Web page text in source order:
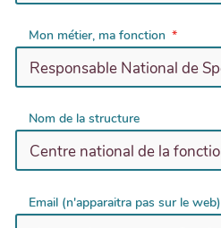
Mon métier, ma fonction
Nom de la structure
Email (n'apparaitra pas sur le web)